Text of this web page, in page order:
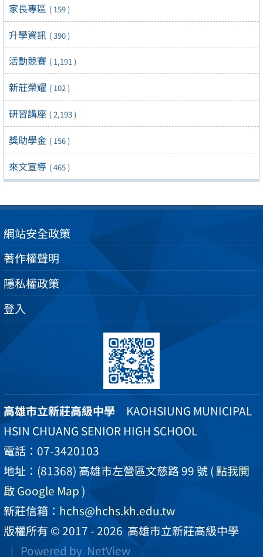
家長專區 ( 159 )
升學資訊 ( 390 )
活動競賽 ( 1,191 )
新莊榮耀 ( 102 )
研習講座 ( 2,193 )
獎助學金 ( 156 )
來文宣導 ( 465 )
網站安全政策
著作權聲明
隱私權政策
登入
高雄市立新莊高級中學 KAOHSIUNG MUNICIPAL
HSIN CHUANG SENIOR HIGH SCHOOL
電話：07-3420103
地址：(81368) 高雄市左營區文慈路 99 號( 點我開
啟 Google Map )
新莊信箱： hchs@hchs.kh.edu.tw
版權所有 © 2017 - 2026高雄市立新莊高級中學
| Powered by NetView